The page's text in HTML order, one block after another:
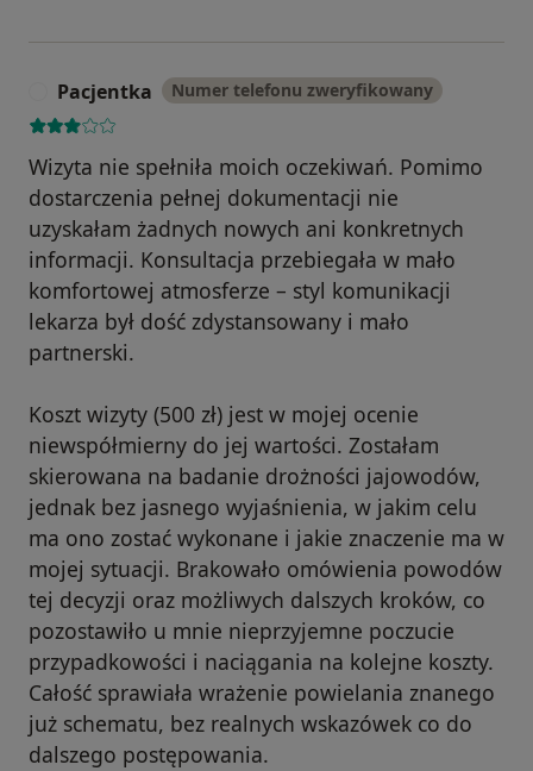
Pacjentka Numer telefonu zweryfikowany
Wizyta nie spełniła moich oczekiwań. Pomimo
dostarczenia pełnej dokumentacji nie
uzyskałam żadnych nowych ani konkretnych
informacji. Konsultacja przebiegała w mało
komfortowej atmosferze – styl komunikacji
lekarza był dość zdystansowany i mało
partnerski.
Koszt wizyty (500 zł) jest w mojej ocenie
niewspółmierny do jej wartości. Zostałam
skierowana na badanie drożności jajowodów,
jednak bez jasnego wyjaśnienia, w jakim celu
ma ono zostać wykonane i jakie znaczenie ma w
mojej sytuacji. Brakowało omówienia powodów
tej decyzji oraz możliwych dalszych kroków, co
pozostawiło u mnie nieprzyjemne poczucie
przypadkowości i naciągania na kolejne koszty.
Całość sprawiała wrażenie powielania znanego
już schematu, bez realnych wskazówek co do
dalszego postępowania.